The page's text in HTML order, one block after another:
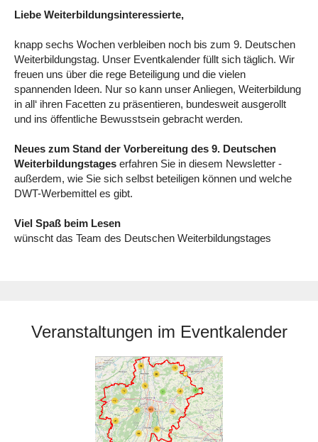
Liebe Weiterbildungsinteressierte,
knapp sechs Wochen verbleiben noch bis zum 9. Deutschen
Weiterbildungstag. Unser Eventkalender füllt sich täglich. Wir
freuen uns über die rege Beteiligung und die vielen
spannenden Ideen. Nur so kann unser Anliegen, Weiterbildung
in all‘ ihren Facetten zu präsentieren, bundesweit ausgerollt
und ins öffentliche Bewusstsein gebracht werden.
Neues zum Stand der Vorbereitung des 9. Deutschen
Weiterbildungstages erfahren Sie in diesem Newsletter -
außerdem, wie Sie sich selbst beteiligen können und welche
DWT-Werbemittel es gibt.
Viel Spaß beim Lesen
wünscht das Team des Deutschen Weiterbildungstages
Veranstaltungen im Eventkalender